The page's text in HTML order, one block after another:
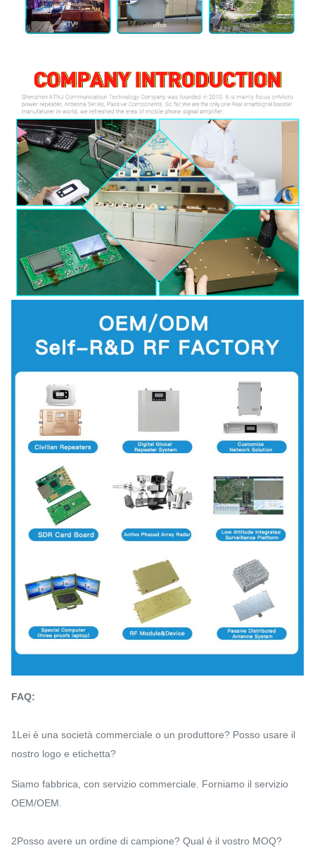
FAQ:
1Lei è una società commerciale o un produttore? Posso usare il
nostro logo e etichetta?
Siamo fabbrica, con servizio commerciale. Forniamo il servizio
OEM/OEM.
2Posso avere un ordine di campione? Qual è il vostro MOQ?